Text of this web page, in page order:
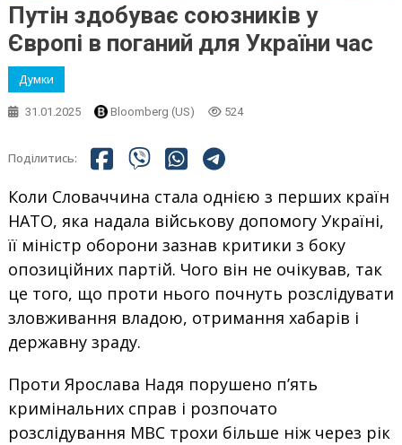
Путін здобуває союзників у
Європі в поганий для України час
Думки
31.01.2025 Bloomberg (US) 524
Поділитись:
Коли Словаччина стала однією з перших країн
НАТО, яка надала військову допомогу Україні,
її міністр оборони зазнав критики з боку
опозиційних партій. Чого він не очікував, так
це того, що проти нього почнуть розслідувати
зловживання владою, отримання хабарів і
державну зраду.
Проти Ярослава Надя порушено п’ять
кримінальних справ і розпочато
розслідування МВС трохи більше ніж через рік